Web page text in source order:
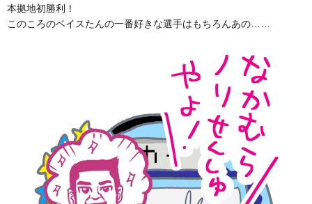
本拠地初勝利！
このころのベイスたんの一番好きな選手はもちろんあの……